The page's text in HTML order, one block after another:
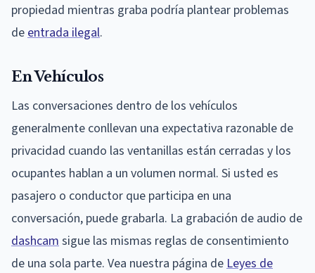
propiedad mientras graba podría plantear problemas
de entrada ilegal.
En Vehículos
Las conversaciones dentro de los vehículos
generalmente conllevan una expectativa razonable de
privacidad cuando las ventanillas están cerradas y los
ocupantes hablan a un volumen normal. Si usted es
pasajero o conductor que participa en una
conversación, puede grabarla. La grabación de audio de
dashcam sigue las mismas reglas de consentimiento
de una sola parte. Vea nuestra página de Leyes de